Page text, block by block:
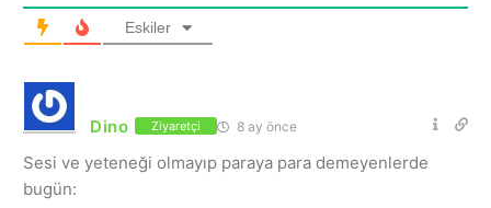
Eskiler
Dino Ziyaretçi 8 ay önce
Sesi ve yeteneği olmayıp paraya para demeyenlerde
bugün: